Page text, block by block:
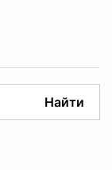
Найти